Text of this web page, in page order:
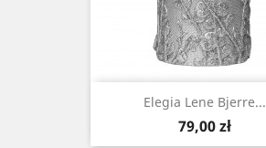
Elegia Lene Bjerre...
Cena
79,00 zł